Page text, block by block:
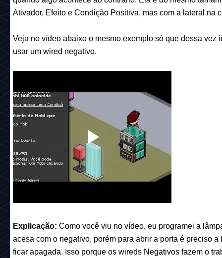
Ativador, Efeito e Condição Positiva, mas com a lateral na
Veja no vídeoabaixo o mesmo exemplo sóque dessa vez
usar um wired negativo.
Explicação: Como você viu no vídeo, eu programei a
acesa com o negativo, porém para abrir a porta é preciso a
ficar apagada. Isso porque os wireds Negativos fazem o